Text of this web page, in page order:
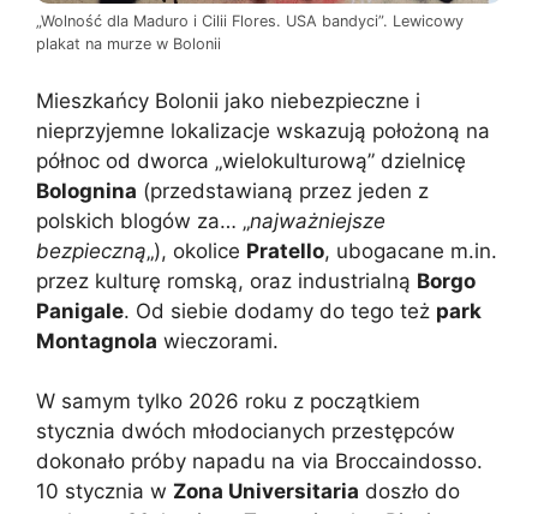
„Wolność dla Maduro i Cilii Flores. USA bandyci”. Lewicowy
plakat na murze w Bolonii
Mieszkańcy Bolonii jako niebezpieczne i
nieprzyjemne lokalizacje wskazują położoną na
północ od dworca „wielokulturową” dzielnicę
Bolognina (przedstawianą przez jeden z
polskich blogów za… „najważniejsze
bezpieczną„), okolice Pratello, ubogacane m.in.
przez kulturę romską, oraz industrialną Borgo
Panigale. Od siebie dodamy do tego też park
Montagnola wieczorami.
W samym tylko 2026 roku z początkiem
stycznia dwóch młodocianych przestępców
dokonało próby napadu na via Broccaindosso.
10 stycznia w Zona Universitaria doszło do